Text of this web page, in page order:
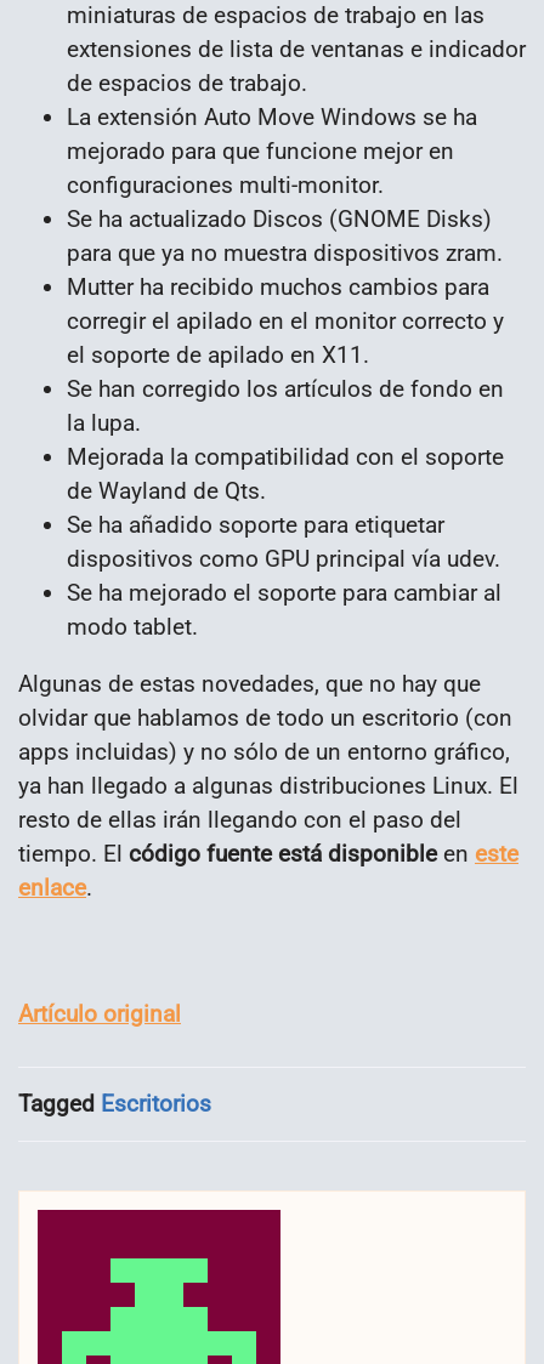
miniaturas de espacios de trabajo en las
extensiones de lista de ventanas e indicador
de espacios de trabajo.
La extensión Auto Move Windows se ha
mejorado para que funcione mejor en
configuraciones multi-monitor.
Se ha actualizado Discos (GNOME Disks)
para que ya no muestra dispositivos zram.
Mutter ha recibido muchos cambios para
corregir el apilado en el monitor correcto y
el soporte de apilado en X11.
Se han corregido los artículos de fondo en
la lupa.
Mejorada la compatibilidad con el soporte
de Wayland de Qts.
Se ha añadido soporte para etiquetar
dispositivos como GPU principal vía udev.
Se ha mejorado el soporte para cambiar al
modo tablet.
Algunas de estas novedades, que no hay que
olvidar que hablamos de todo un escritorio (con
apps incluidas) y no sólo de un entorno gráfico,
ya han llegado a algunas distribuciones Linux. El
resto de ellas irán llegando con el paso del
tiempo. El código fuente está disponibleen este
enlace.
Artículo original
Tagged Escritorios